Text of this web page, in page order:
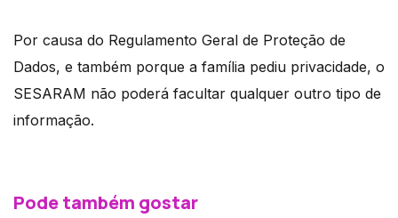
Por causa do Regulamento Geral de Proteção de
Dados, e também porque a família pediu privacidade, o
SESARAM não poderá facultar qualquer outro tipo de
informação.
Pode também gostar